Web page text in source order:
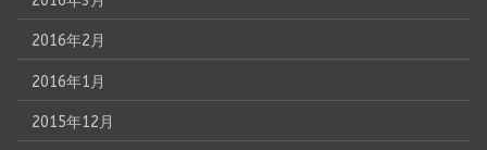
2016年2月
2016年1月
2015年12月